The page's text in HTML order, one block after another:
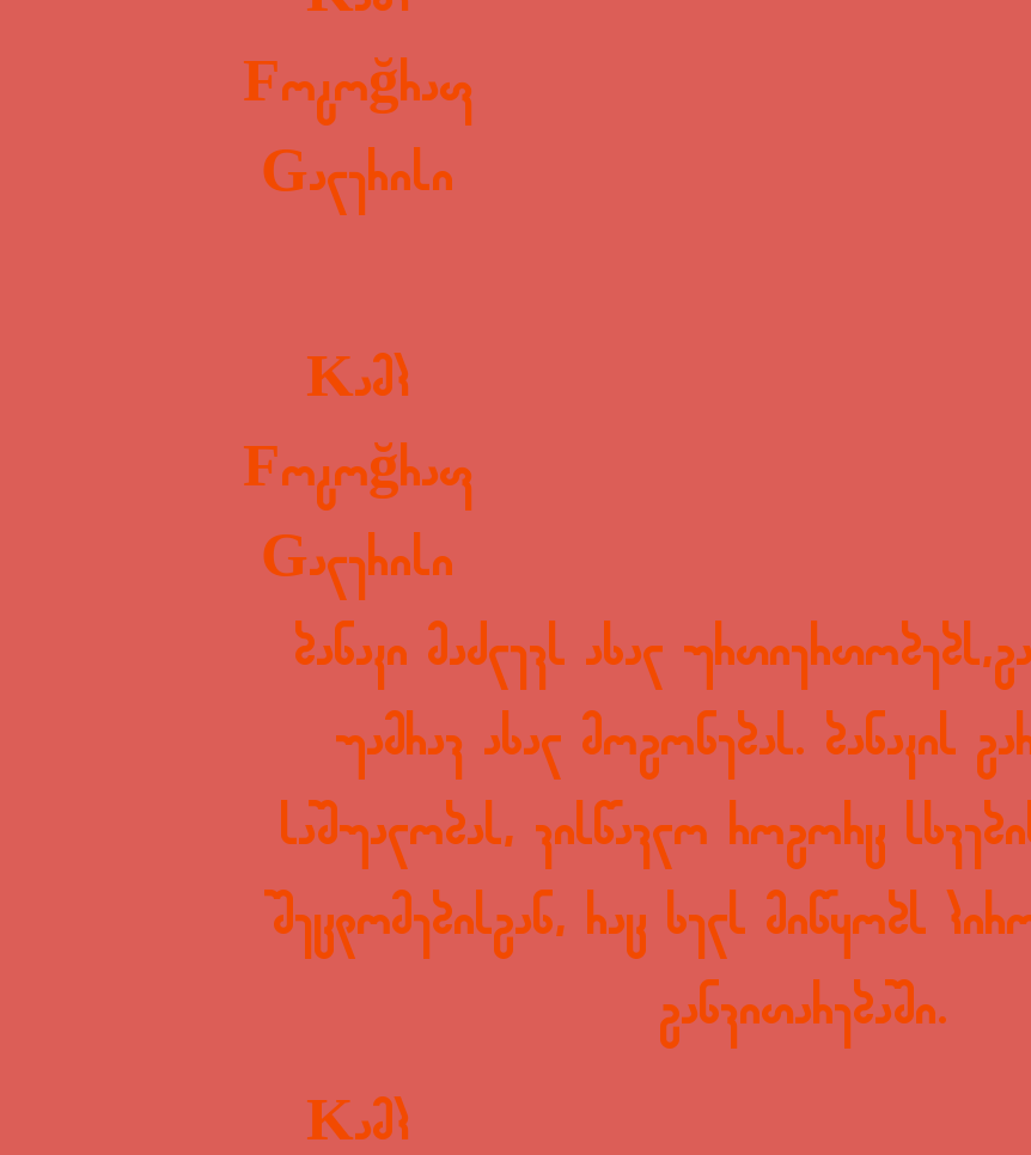
Fotoğraf
Galerisi
Kamp
Fotoğraf
Galerisi
ბანაკი მაძლევს ახალ
უამრავ ახალ მოგონებას. ბანაკის
საშუალობას, ვისწავლო როგორც
შეცდომებისგან, რაც ხელს მიწყობს
განვითარებაში.
Kamp